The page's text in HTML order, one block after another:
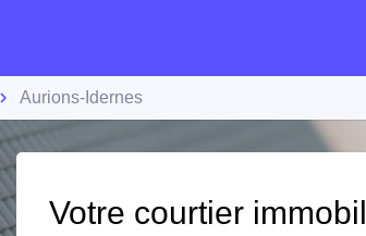
Aurions-Idernes
Votre courtier